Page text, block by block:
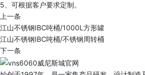
5、可根据客户要求定制。
上一条
江山不锈钢IBC吨桶/1000L方形罐
江山不锈钢IBC吨桶/不锈钢周转桶
下一条